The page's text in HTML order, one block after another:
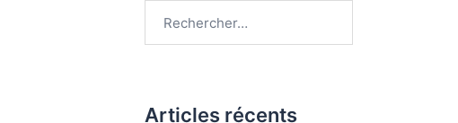
Articles récents